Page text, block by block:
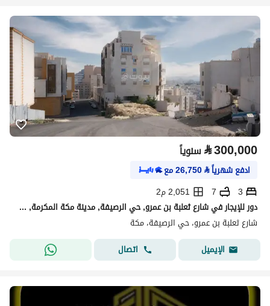
⃁300,000 سنوياً
ادفع شهرياً⃁
26,750مع
3
7
2,051 م2
دور للإيجار في شارع ثعلبة بن عمرو, حي الرصيفة, مدينة مكة المكرمة, منطقة مكة المكرمة
شارع ثعلبة بن عمرو، حي الرصيفة، مكة
الإيميل
اتصال